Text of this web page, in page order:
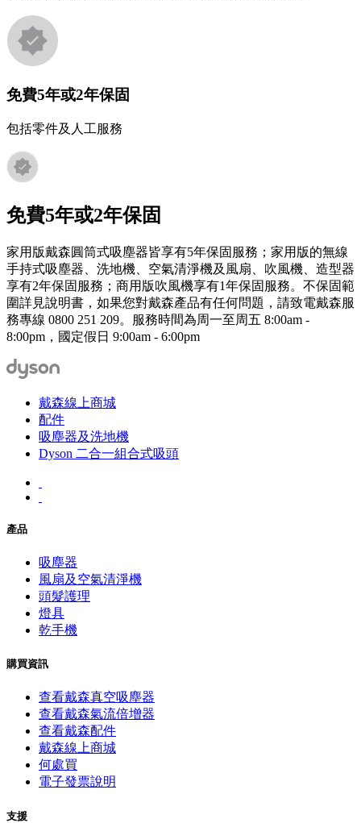
免費5年或2年保固
包括零件及人工服務
免費5年或2年保固
家用版戴森圓筒式吸塵器皆享有5年保固服務；家用版的無線
手持式吸塵器、洗地機、空氣清淨機及風扇、吹風機、造型器
享有2年保固服務；商用版吹風機享有1年保固服務。不保固範
圍詳見說明書，如果您對戴森產品有任何問題，請致電戴森服
務專線 0800 251 209。服務時間為周一至周五 8:00am -
8:00pm，國定假日 9:00am - 6:00pm
戴森線上商城
配件
吸塵器及洗地機
Dyson 二合一組合式吸頭
產品
吸塵器
風扇及空氣清淨機
頭髮護理
燈具
乾手機
購買資訊
查看戴森真空吸塵器
查看戴森氣流倍增器
查看戴森配件
戴森線上商城
何處買
電子發票說明
支援